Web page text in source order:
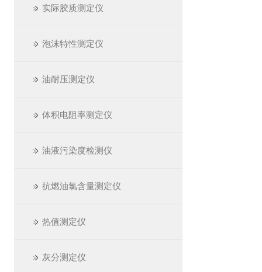
实际胶质测定仪
泡沫特性测定仪
油耐压测定仪
体积电阻率测定仪
油液污染度检测仪
抗燃油氯含量测定仪
热值测定仪
灰分测定仪